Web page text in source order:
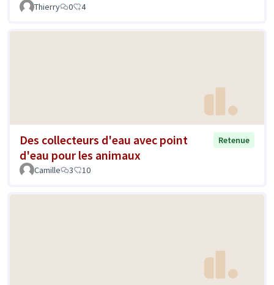
Thierry 0 4
Des collecteurs d'eau avec point
d'eau pour les animaux
Retenue
Camille 3 10